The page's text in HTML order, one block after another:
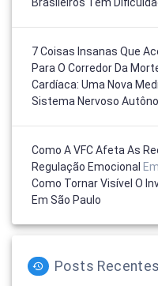
7 Coisas Insanas Que
Para O Corredor Da
Cardíaca: Uma Nova
Sistema Nervoso
Como A VFC Afeta As
Regulação Emocional Em
Como Tornar Visível O
Em São Paulo
Posts Recentes